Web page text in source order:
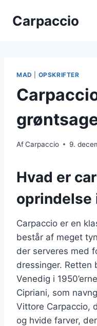
Carpaccio
MAD OPSKRIFTER
AfCarpaccio 9.
Hvad er
oprindelse
Carpaccio er en
består af meget
der serveres med
dressinger. Retten
Venedig i
Cipriani, som
Vittore Carpaccio,
og hvide farver,